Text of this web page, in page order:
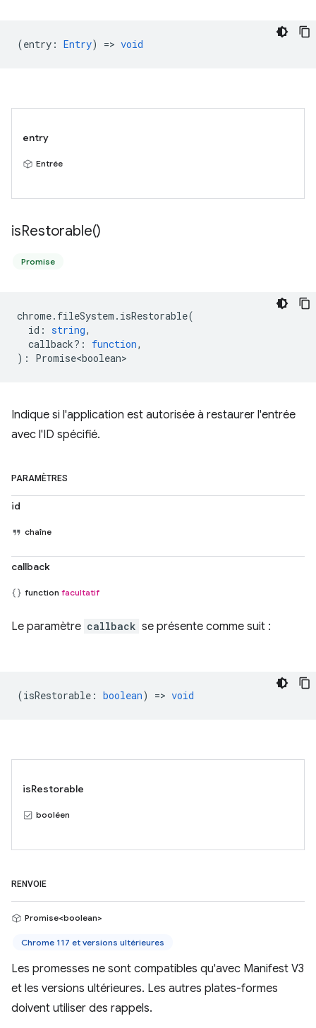
(entry : Entry) => void
entry
Entrée
isRestorable()
Promise
chrome. fileSystem . isRestorable(
id : string,
callback? : function,
) : Promise<boolean>
Indique si l'application est autorisée à restaurer l'entrée
avec l'ID spécifié.
PARAMÈTRES
id
chaîne
callback
function facultatif
Le paramètre callback se présente comme suit :
(isRestorable : boolean) => void
isRestorable
booléen
RENVOIE
Promise<boolean>
Chrome 117 et versions ultérieures
Les promesses ne sont compatibles qu'avec Manifest V3
et les versions ultérieures. Les autres plates-formes
doivent utiliser des rappels.